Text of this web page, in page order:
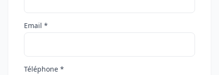
Email *
Téléphone *